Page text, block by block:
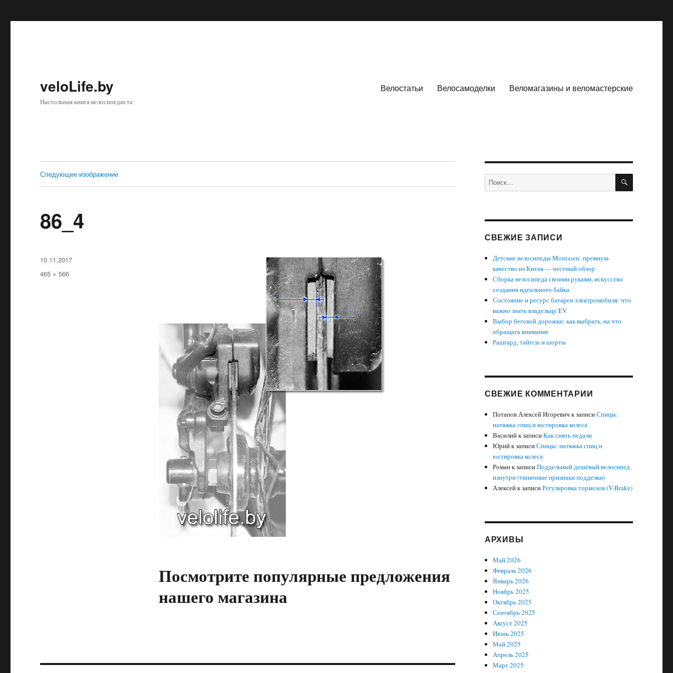
veloLife.by
Настольная книга велосипедиста
Велостатьи Велосамоделки Веломагазины и веломастерские
Следующее изображение
86_4
Посмотрите популярные предложения
нашего магазина
Опубликовано
10.11.2017
Полный
465 × 566
Искать: ПОИСК
СВЕЖИЕ ЗАПИСИ
Детские велосипеды Montasen: премиум-
качество из Китая — честный обзор
Сборка велосипеда своими руками, искусство
создания идеального байка
Состояние и ресурс батареи электромобиля: что
важно знать владельцу EV
Выбор беговой дорожки: как выбрать, на что
обращать внимание
Рашгард, тайтсы и шорты
СВЕЖИЕ КОММЕНТАРИИ
Потапов Алексей Игоревич к записиСпицы:
натяжка спиц и юстировка колеса
Василийк записиКак снять педали
Юрийк записиСпицы: натяжка спиц и
юстировка колеса
Романк записиПоддельный дешёвый велосипед
изнутри (типичные признаки подделки)
Алексейк записиРегулировка тормозов (V-Brake)
АРХИВЫ
Май 2026
Февраль 2026
Январь 2026
Ноябрь 2025
Октябрь 2025
Сентябрь 2025
Август 2025
Июнь 2025
Май 2025
Апрель 2025
Март 2025